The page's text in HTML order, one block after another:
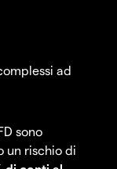
ad
sono
un rischio di